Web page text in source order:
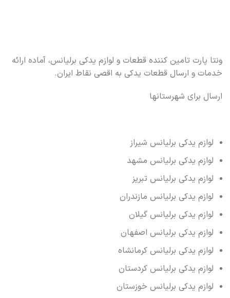
ونتا پارت تامین کننده قطعات و لوازم یدکی برلیانس، آماده ارائه
خدمات و ارسال قطعات یدکی به اقصی نقاط ایران.
ارسال برای شهرستانها
لوازم یدکی برلیانس شیراز
لوازم یدکی برلیانس مشهد
لوازم یدکی برلیانس تبریز
لوازم یدکی برلیانس مازندران
لوازم یدکی برلیانس گیلان
لوازم یدکی برلیانس اصفهان
لوازم یدکی برلیانس کرمانشاه
لوازم یدکی برلیانس کردستان
لوازم یدکی برلیانس خوزستان